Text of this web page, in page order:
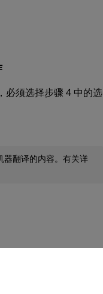
必须选择步骤 4 中的选
器翻译的内容。有关详